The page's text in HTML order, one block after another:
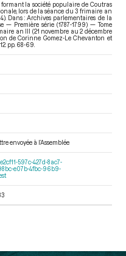
formant la société populaire de Coutras
lors de la séance du 3 frimaire an
Dans : Archives parlementaires de la
— Première série (1787-1799) — Tome
an III (21 novembre au 2 décembre
de Corinne Gomez-Le Chevanton et
pp. 68-69.
envoyée à l’Assemblée
597c-427d-8ac7-
e07b-4fbc-96b9-